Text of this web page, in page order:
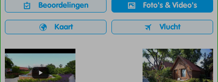
Beoordelingen Foto's & Video's
Kaart Vlucht